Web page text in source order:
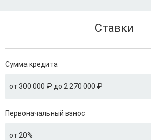
Ставки
Сумма кредита
от 300 000 ₽ до 2 270 000 ₽
Первоначальный взнос
от 20%